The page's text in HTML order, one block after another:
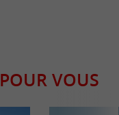
POUR VOUS